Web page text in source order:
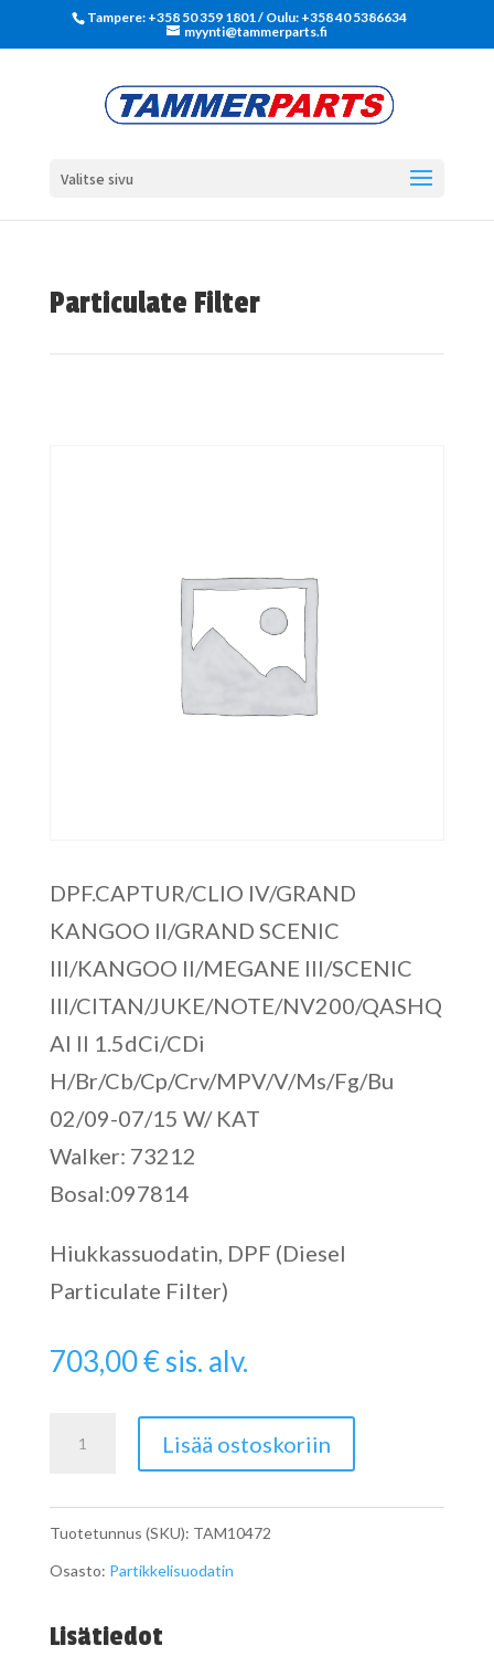
Tampere: +358 50 359 1801‬ / Oulu: +358 40 5386634
myynti@tammerparts.fi
Valitse sivu
Particulate Filter
DPF.CAPTUR/CLIO IV/GRAND
KANGOO II/GRAND SCENIC
III/KANGOO II/MEGANE III/SCENIC
III/CITAN/JUKE/NOTE/NV200/QASHQ
AI II 1.5dCi/CDi
H/Br/Cb/Cp/Crv/MPV/V/Ms/Fg/Bu
02/09-07/15 W/ KAT
Walker: 73212
Bosal:097814
Hiukkassuodatin, DPF (Diesel
Particulate Filter)
703,00€sis. alv.
määrä
Lisää ostoskoriin
Tuotetunnus (SKU): TAM10472
Osasto: Partikkelisuodatin
Lisätiedot